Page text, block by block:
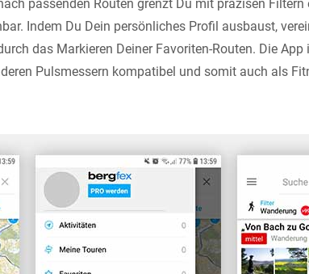
passenden Routen grenzt Du mit präzisen
Indem Du Dein persönliches Profil ausbaust,
das Markieren Deiner Favoriten-Routen. Die App
Pulsmessern kompatibel und somit auch als